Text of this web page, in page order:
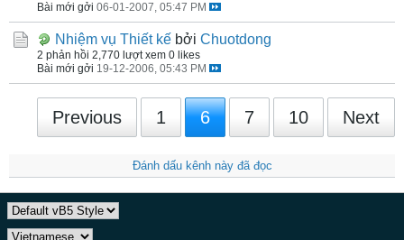
Bài mới gởi 06-01-2007, 05:47 PM
Nhiệm vụ Thiết kế bởi Chuotdong
2 phản hồi 2,770 lượt xem 0 likes
Bài mới gởi 19-12-2006, 05:43 PM
Previous 1 6 7 10 Next
Đánh dấu kênh này đã đọc